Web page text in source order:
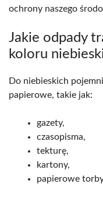
ochrony naszego
Jakie odpady
koloru
Do niebieskich
papierowe, takie jak:
gazety,
czasopisma,
tekturę,
kartony,
papierowe